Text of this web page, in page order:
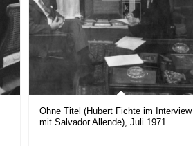
Ohne Titel (Hubert Fichte im Interview
mit Salvador Allende), Juli 1971